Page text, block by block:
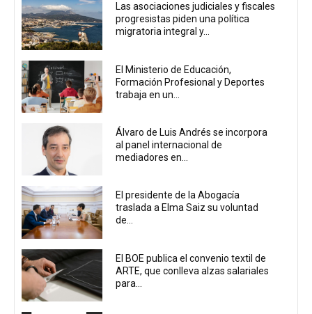
Las asociaciones judiciales y fiscales
progresistas piden una política
migratoria integral y...
El Ministerio de Educación,
Formación Profesional y Deportes
trabaja en un...
Álvaro de Luis Andrés se incorpora
al panel internacional de
mediadores en...
El presidente de la Abogacía
traslada a Elma Saiz su voluntad
de...
El BOE publica el convenio textil de
ARTE, que conlleva alzas salariales
para...